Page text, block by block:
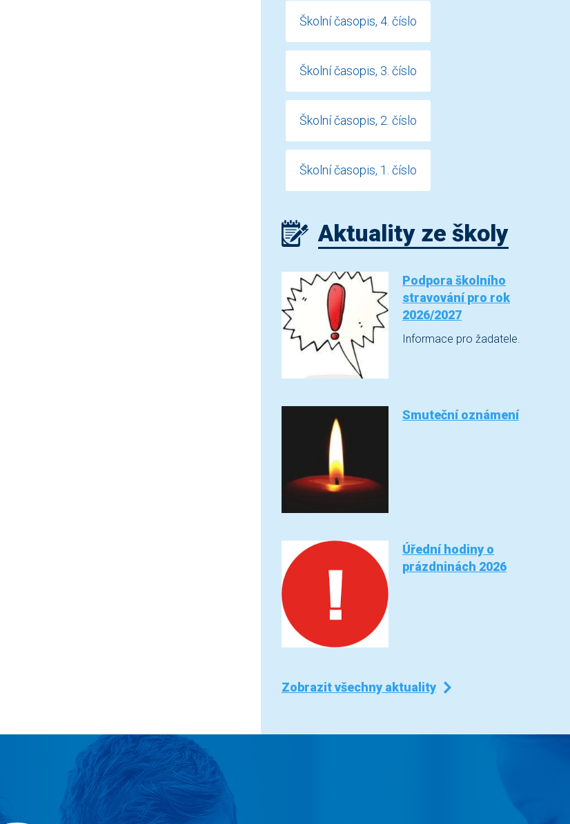
Školní časopis, 4. číslo
Školní časopis, 3. číslo
Školní časopis, 2. číslo
Školní časopis, 1. číslo
Aktuality ze školy
Podpora školního
stravování pro rok
2026/2027
Informace pro žadatele.
Smuteční oznámení
Úřední hodiny o
prázdninách 2026
Zobrazit všechny aktuality